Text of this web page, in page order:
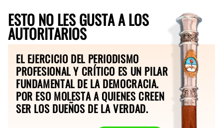
ESTO NO LES GUSTA A LOS
AUTORITARIOS
EL EJERCICIO DEL PERIODISMO
PROFESIONAL Y CRÍTICO ES UN PILAR
FUNDAMENTAL DE LA DEMOCRACIA.
POR ESO MOLESTA A QUIENES CREEN
SER LOS DUEÑOS DE LA VERDAD.